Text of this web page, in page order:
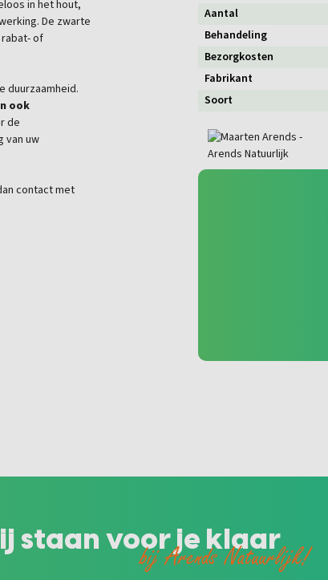
in het hout,
De zwarte
of
duurzaamheid.
ook
de
van uw
contact met
Aantal
Behandeling
Bezorgkosten
Fabrikant
Soort
staan voor je klaar
bij Arends Natuurlijk!